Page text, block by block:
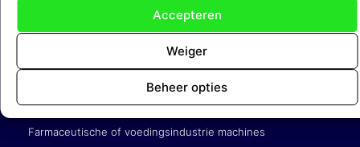
Accepteren
Weiger
Beheer opties
Elektrotechniek en werktuigbouwkunde
HVAC
Luchtbehandeling en klimaattechniek
Pompen, motoren en aandrijvingen
Machines voor de maakindustrie
Farmaceutische of voedingsindustrie machines